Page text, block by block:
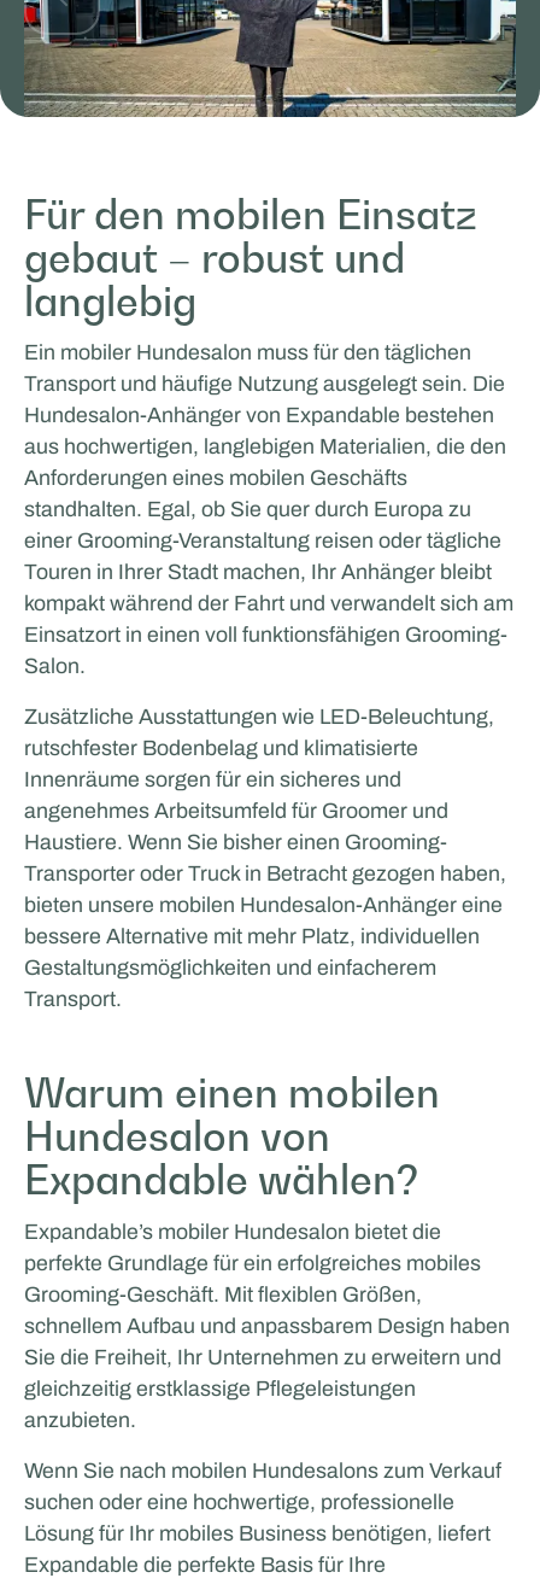
Glenn van Straalen
MOBILES ARBEITEN UND LERNEN
Rijschool Roordink
WOHNEN UND LIFESTYLE
Van Essen Catering & Events
Für den mobilen Einsatz
gebaut – robust und
langlebig
Ein mobiler Hundesalon muss für den täglichen
Transport und häufige Nutzung ausgelegt sein. Die
Hundesalon-Anhänger von Expandable bestehen
aus hochwertigen, langlebigen Materialien, die den
Anforderungen eines mobilen Geschäfts
standhalten. Egal, ob Sie quer durch Europa zu
einer Grooming-Veranstaltung reisen oder tägliche
Touren in Ihrer Stadt machen, Ihr Anhänger bleibt
kompakt während der Fahrt und verwandelt sich am
Einsatzort in einen voll funktionsfähigen Grooming-
Salon.
Zusätzliche Ausstattungen wie LED-Beleuchtung,
rutschfester Bodenbelag und klimatisierte
Innenräume sorgen für ein sicheres und
angenehmes Arbeitsumfeld für Groomer und
Haustiere. Wenn Sie bisher einen Grooming-
Transporter oder Truck in Betracht gezogen haben,
bieten unsere mobilen Hundesalon-Anhänger eine
bessere Alternative mit mehr Platz, individuellen
Gestaltungsmöglichkeiten und einfacherem
Transport.
Warum einen mobilen
Hundesalon von
Expandable wählen?
Expandable’s mobiler Hundesalon bietet die
perfekte Grundlage für ein erfolgreiches mobiles
Grooming-Geschäft. Mit flexiblen Größen,
schnellem Aufbau und anpassbarem Design haben
Sie die Freiheit, Ihr Unternehmen zu erweitern und
gleichzeitig erstklassige Pflegeleistungen
anzubieten.
Wenn Sie nach mobilen Hundesalons zum Verkauf
suchen oder eine hochwertige, professionelle
Lösung für Ihr mobiles Business benötigen, liefert
Expandable die perfekte Basis für Ihre